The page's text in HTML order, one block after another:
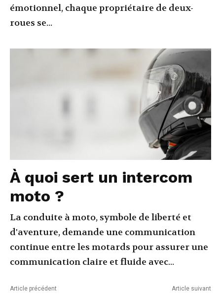
émotionnel, chaque propriétaire de deux-
roues se...
À quoi sert un intercom
moto ?
La conduite à moto, symbole de liberté et
d'aventure, demande une communication
continue entre les motards pour assurer une
communication claire et fluide avec...
Article précédent Article suivant